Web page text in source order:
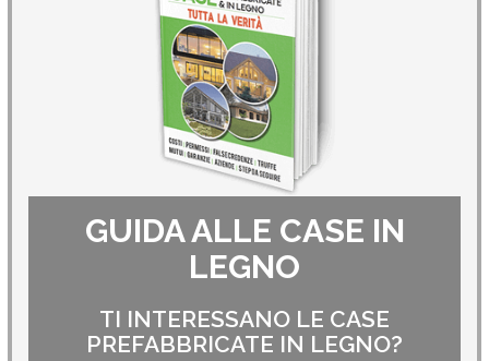
GUIDA ALLE CASE IN
LEGNO
TI INTERESSANO LE CASE
PREFABBRICATE IN LEGNO?